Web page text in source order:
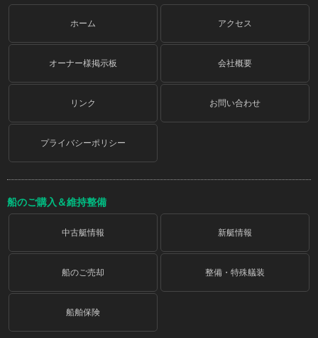
ホーム アクセス
オーナー様掲示板 会社概要
リンク お問い合わせ
プライバシーポリシー
船のご購入＆維持整備
中古艇情報 新艇情報
船のご売却 整備・特殊艤装
船舶保険